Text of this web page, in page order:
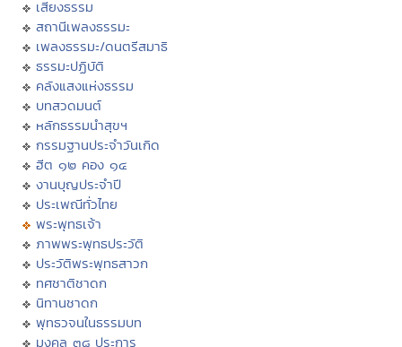
เสียงธรรม
สถานีเพลงธรรมะ
เพลงธรรมะ/ดนตรีสมาธิ
ธรรมะปฏิบัติ
คลังแสงแห่งธรรม
บทสวดมนต์
หลักธรรมนำสุขฯ
กรรมฐานประจำวันเกิด
ฮีต ๑๒ คอง ๑๔
งานบุญประจำปี
ประเพณีทั่วไทย
พระพุทธเจ้า
ภาพพระพุทธประวัติ
ประวัติพระพุทธสาวก
ทศชาติชาดก
นิทานชาดก
พุทธวจนในธรรมบท
มงคล ๓๘ ประการ